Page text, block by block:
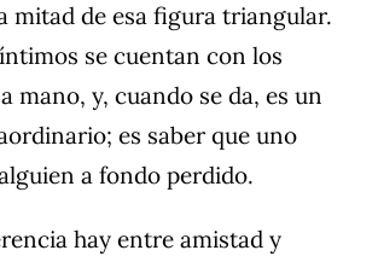
mitad de esa figura triangular.
se cuentan con los
mano, y, cuando se da, es un
es saber que uno
a fondo perdido.
hay entre amistad y